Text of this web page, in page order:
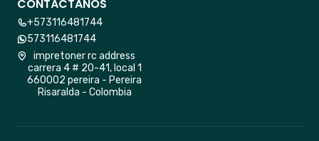
CONTÁCTANOS
+573116481744
573116481744
impretoner rc address
carrera 4 # 20-41, local 1
660002 pereira - Pereira
Risaralda - Colombia